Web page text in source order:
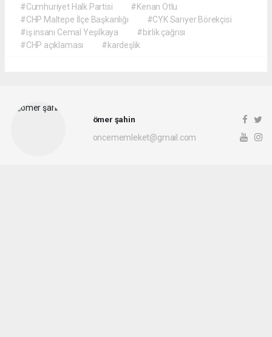
#Cumhuriyet Halk Partisi
#Kenan Otlu
#CHP Maltepe İlçe Başkanlığı
#CYK Sarıyer Börekçisi
#iş insanı Cemal Yeşilkaya
#birlik çağrısı
#CHP açıklaması
#kardeşlik
ömer şahin
oncememleket@gmail.com